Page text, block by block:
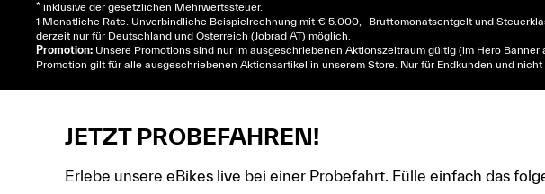
* inklusive der gesetzlichen Mehrwertssteuer.
1 Monatliche Rate. Unverbindliche Beispielrechnung mit € 5.000,- Bruttomonatsentgelt und
derzeit nur für Deutschland und Österreich (Jobrad AT) möglich.
Promotion: Unsere Promotions sind nur im ausgeschriebenen Aktionszeitraum gültig (im Hero
Promotion gilt für alle ausgeschriebenen Aktionsartikel in unserem Store. Nur für Endkunden und nicht
JETZT PROBEFAHREN!
Erlebe unsere eBikes live bei einer Probefahrt. Fülle einfach das